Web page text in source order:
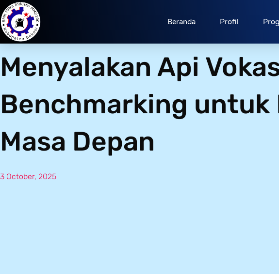
Beranda Profil
Menyalakan Api
Benchmarking untuk
Masa Depan
3 October, 2025